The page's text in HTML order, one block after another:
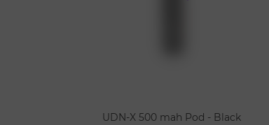
UDN-X 500 mah Pod - Black